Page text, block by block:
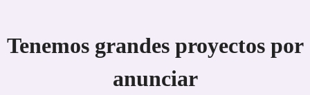
Tenemos grandes proyectos por
anunciar